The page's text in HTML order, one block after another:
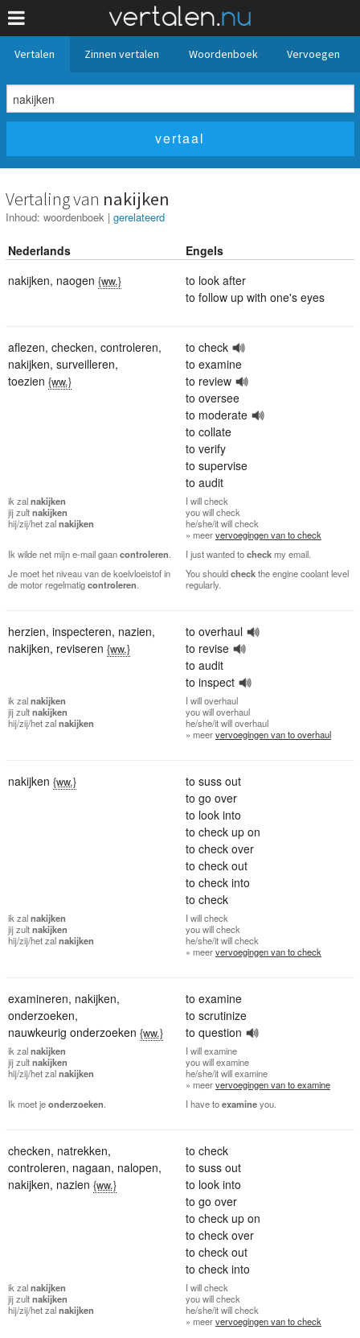
Vertalen Zinnen vertalen Woordenboek Vervoegen
Vertaling van nakijken
Inhoud: woordenboek | gerelateerd
Nederlands
Engels
nakijken, naogen {ww.}
to look after
to follow up with one's eyes
aflezen, checken, controleren,
nakijken, surveilleren,
toezien {ww.}
to check
to examine
to review
to oversee
to moderate
to collate
to verify
to supervise
to audit
ik zalnakijken
jijzultnakijken
hij/zij/hetzalnakijken
I will check
youwill check
he/she/itwill check
» meervervoegingen van to check
Ik wilde net mijn e-mail gaancontroleren I just wanted tocheckmy email.
Je moet het niveau van de koelvloeistof in
de motor regelmatigcontroleren
You shouldcheckthe engine coolant level
regularly.
herzien, inspecteren, nazien,
nakijken, reviseren {ww.}
to overhaul
to revise
to audit
to inspect
ik zalnakijken
jijzultnakijken
hij/zij/hetzalnakijken
I will overhaul
youwill overhaul
he/she/itwill overhaul
» meervervoegingen van to overhaul
nakijken {ww.}
to suss out
to go over
to look into
to check up on
to check over
to check out
to check into
to check
ik zalnakijken
jijzultnakijken
hij/zij/hetzalnakijken
I will check
youwill check
he/she/itwill check
» meervervoegingen van to check
examineren, nakijken,
onderzoeken,
nauwkeurig onderzoeken {ww.}
to examine
to scrutinize
to question
ik zalnakijken
jijzultnakijken
hij/zij/hetzalnakijken
I will examine
youwill examine
he/she/itwill examine
» meervervoegingen van to examine
Ik moet jeonderzoeken I have toexamineyou.
checken, natrekken,
controleren, nagaan, nalopen,
nakijken, nazien {ww.}
to check
to suss out
to look into
to go over
to check up on
to check over
to check out
to check into
ik zalnakijken
jijzultnakijken
hij/zij/hetzalnakijken
I will check
youwill check
he/she/itwill check
» meervervoegingen van to check